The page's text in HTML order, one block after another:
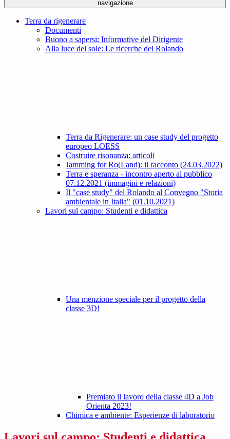
navigazione
Terra da rigenerare
Documenti
Buono a sapersi: Informative del Dirigente
Alla luce del sole: Le ricerche del Rolando
Terra da Rigenerare: un case study del progetto
europeo LOESS
Costruire risonanza: articoli
Jamming for Ro(Land): il racconto (24.03.2022)
Terra e speranza - incontro aperto al pubblico
07.12.2021 (immagini e relazioni)
Il "case study" del Rolando al Convegno "Storia
ambientale in Italia" (01.10.2021)
Lavori sul campo: Studenti e didattica
Una menzione speciale per il progetto della
classe 3D!
Premiato il lavoro della classe 4D a Job
Orienta 2023!
Chimica e ambiente: Esperienze di laboratorio